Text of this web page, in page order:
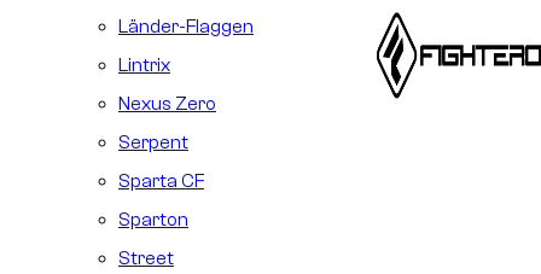
Länder-Flaggen
Lintrix
Nexus Zero
Serpent
Sparta CF
Sparton
Street